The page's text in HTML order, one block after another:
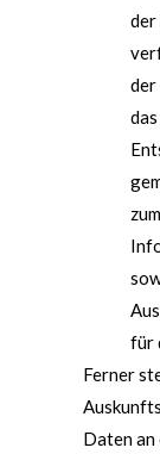
der
für
Ferner
Daten